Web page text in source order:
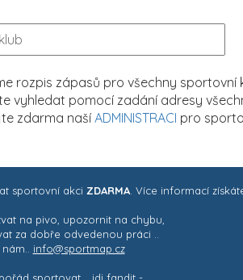
rozpis zápasů pro všechny sportovní
vyhledat pomocí zadání adresy
zdarma naší ADMINISTRACI pro
sportovní akci ZDARMA. Více informací
na pivo, upozornit na chybu,
za dobře odvedenou práci ..
info@sportmap.cz